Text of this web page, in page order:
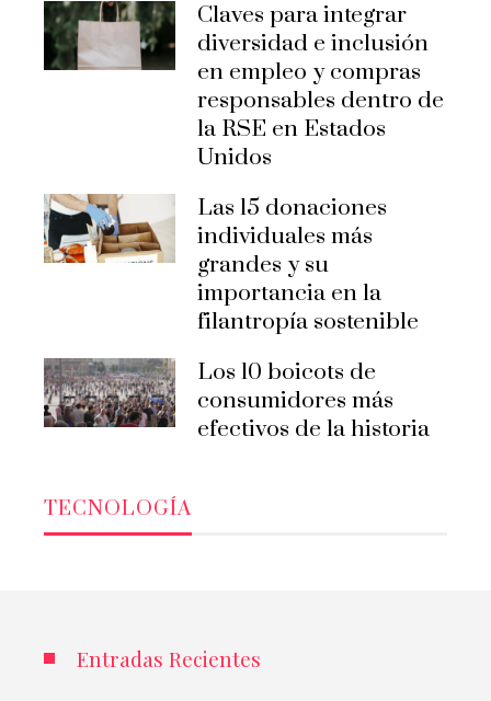
Claves para integrar
diversidad e inclusión
en empleo y compras
responsables dentro de
la RSE en Estados
Unidos
Las 15 donaciones
individuales más
grandes y su
importancia en la
filantropía sostenible
Los 10 boicots de
consumidores más
efectivos de la historia
TECNOLOGÍA
Entradas Recientes